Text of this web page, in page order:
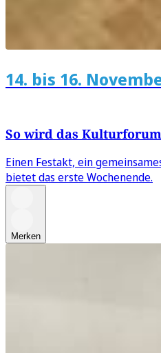
14. bis 16.
So wird das
Einen Festakt, ein
bietet das erste Wochenende.
Merken